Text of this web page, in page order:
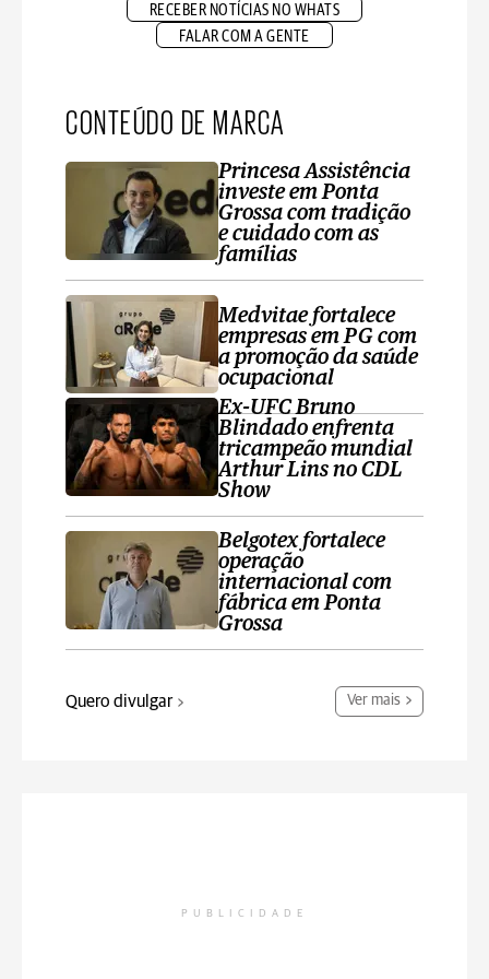
RECEBER NOTÍCIAS NO WHATS
FALAR COM A GENTE
CONTEÚDO DE MARCA
Princesa Assistência
investe em Ponta
Grossa com tradição
e cuidado com as
famílias
Medvitae fortalece
empresas em PG com
a promoção da saúde
ocupacional
Ex-UFC Bruno
Blindado enfrenta
tricampeão mundial
Arthur Lins no CDL
Show
Belgotex fortalece
operação
internacional com
fábrica em Ponta
Grossa
Quero divulgar Ver mais
PUBLICIDADE